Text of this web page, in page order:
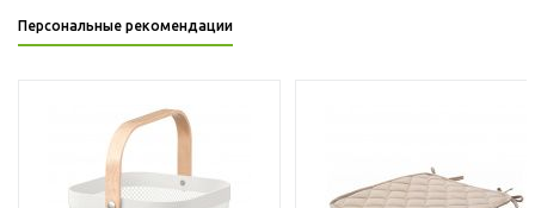
Персональные рекомендации